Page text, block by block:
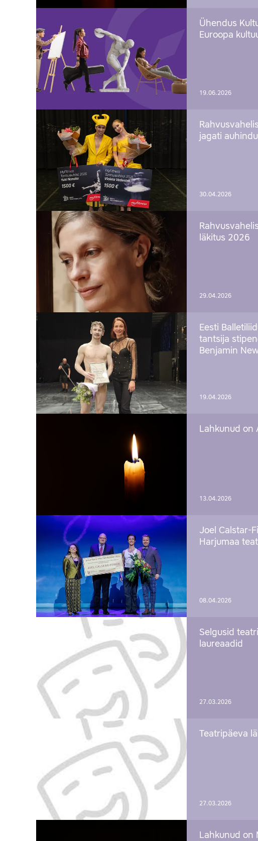
Ühendus
Euroopa
19.06.2026
jagati auhindu
30.04.2026
läkitus 2026
29.04.2026
Eesti
tantsija
Benjamin
19.04.2026
Lahkunud on
13.04.2026
Joel Calstar-
Harjumaa
08.04.2026
Selgusid
laureaadid
27.03.2026
Teatripäeva
27.03.2026
Lahkunud on